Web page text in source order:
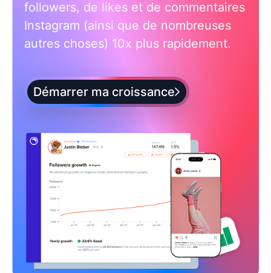
followers, de likes et de commentaires
Instagram (ainsi que de nombreuses
autres choses) 10x plus rapidement.
Démarrer ma croissance